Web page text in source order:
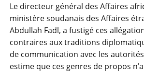
Le directeur général des Affaires
ministère soudanais des Affaires
Abdullah Fadl, a fustigé ces
contraires aux traditions
de communication avec les
estime que ces genres de propos